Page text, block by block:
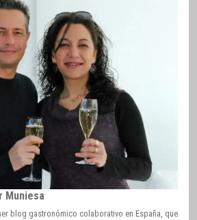
Muniesa
blog gastronómico colaborativo en España, que